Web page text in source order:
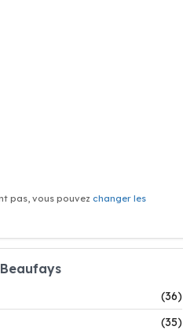
pas, vous pouvez changer les
(36)
(35)